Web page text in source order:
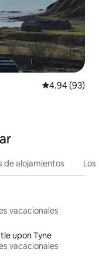
Calificación
4.94 (93)
de alojamientos
vacacionales
upon Tyne
vacacionales